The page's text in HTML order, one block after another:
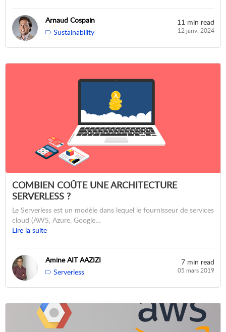
Arnaud Cospain
Sustainability
11 min read
12 janv. 2024
COMBIEN COÛTE UNE ARCHITECTURE
SERVERLESS ?
Le Serverless est un modèle dans lequel le fournisseur de services
cloud (AWS, Azure, Google…
Lire la suite
Amine AIT AAZIZI
Serverless
7 min read
05 mars 2019